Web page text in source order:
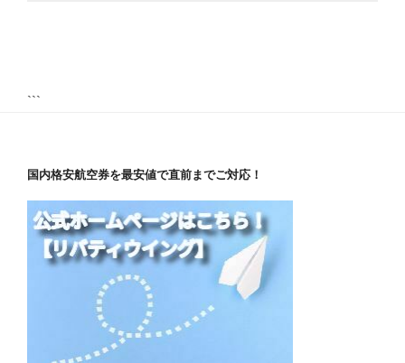
```
国内格安航空券を最安値で直前までご対応！